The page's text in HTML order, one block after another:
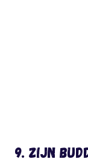
9. Zijn